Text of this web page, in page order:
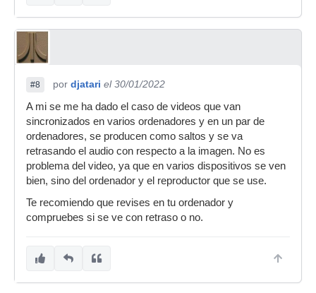
#8 por djatari el 30/01/2022
A mi se me ha dado el caso de videos que van
sincronizados en varios ordenadores y en un par de
ordenadores, se producen como saltos y se va
retrasando el audio con respecto a la imagen. No es
problema del video, ya que en varios dispositivos se ven
bien, sino del ordenador y el reproductor que se use.
Te recomiendo que revises en tu ordenador y
compruebes si se ve con retraso o no.